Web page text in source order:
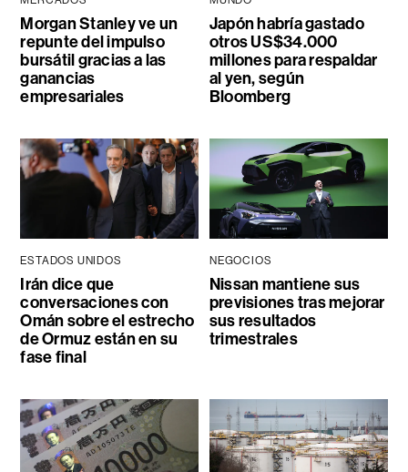
Morgan Stanley ve un
repunte del impulso
bursátil gracias a las
ganancias
empresariales
Japón habría gastado
otros US$34.000
millones para respaldar
al yen, según
Bloomberg
ESTADOS UNIDOS
Irán dice que
conversaciones con
Omán sobre el estrecho
de Ormuz están en su
fase final
NEGOCIOS
Nissan mantiene sus
previsiones tras mejorar
sus resultados
trimestrales